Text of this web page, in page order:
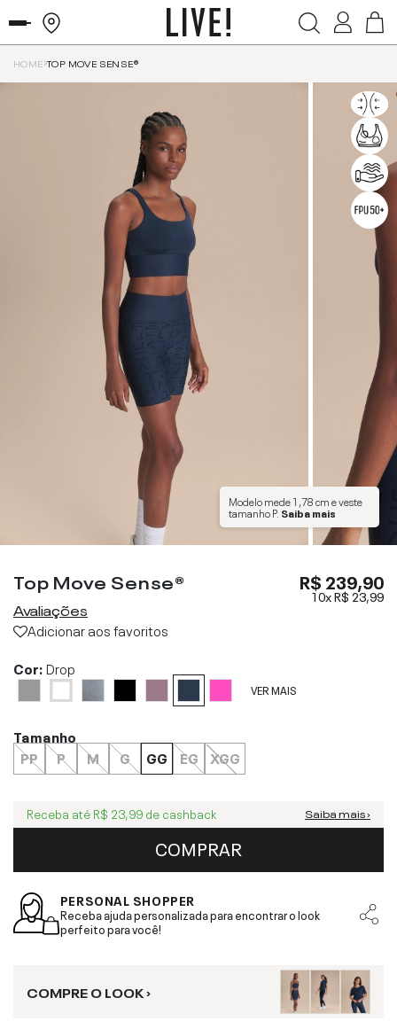
HOME TOP MOVE SENSE®
Modelo mede1,78 cme veste
tamanhoP. Saiba mais
Top Move Sense®
Avaliações
Adicionar aos favoritos
R$ 239,90
10xR$ 23,99
Cor:Drop
VER MAIS
Tamanho
PP
P M G GG EG XGG
Receba até R$ 23,99 de cashback Saiba mais ›
COMPRAR
PERSONAL SHOPPER
Receba ajuda personalizada para encontrar o look
perfeito para você!
COMPRE O LOOK ›